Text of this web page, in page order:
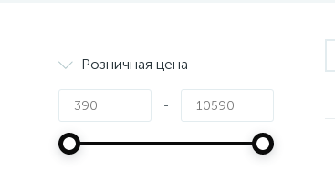
Розничная цена
-